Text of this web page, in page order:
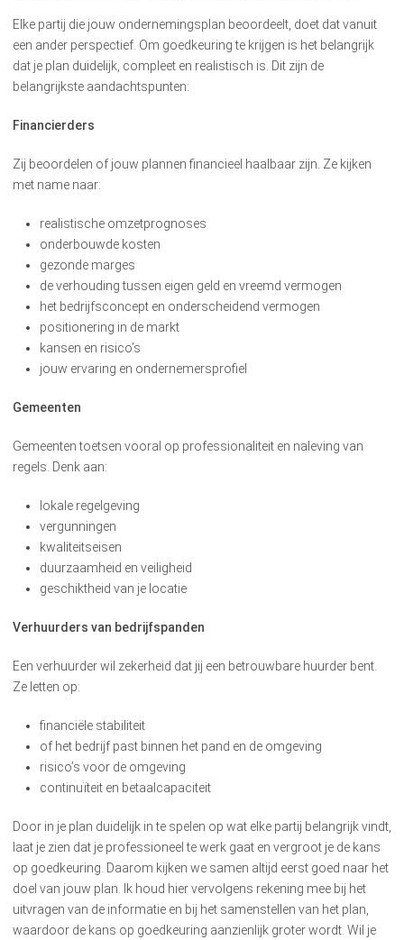
Elke partij die jouw ondernemingsplan beoordeelt, doet dat vanuit
een ander perspectief. Om goedkeuring te krijgen is het belangrijk
dat je plan duidelijk, compleet en realistisch is. Dit zijn de
belangrijkste aandachtspunten:
Financierders
Zij beoordelen of jouw plannen financieel haalbaar zijn. Ze kijken
met name naar:
realistische omzetprognoses
onderbouwde kosten
gezonde marges
de verhouding tussen eigen geld en vreemd vermogen
het bedrijfsconcept en onderscheidend vermogen
positionering in de markt
kansen en risico’s
jouw ervaring en ondernemersprofiel
Gemeenten
Gemeenten toetsen vooral op professionaliteit en naleving van
regels. Denk aan:
lokale regelgeving
vergunningen
kwaliteitseisen
duurzaamheid en veiligheid
geschiktheid van je locatie
Verhuurders van bedrijfspanden
Een verhuurder wil zekerheid dat jij een betrouwbare huurder bent.
Ze letten op:
financiële stabiliteit
of het bedrijf past binnen het pand en de omgeving
risico’s voor de omgeving
continuïteit en betaalcapaciteit
Door in je plan duidelijk in te spelen op wat elke partij belangrijk vindt,
laat je zien dat je professioneel te werk gaat en vergroot je de kans
op goedkeuring. Daarom kijken we samen altijd eerst goed naar het
doel van jouw plan. Ik houd hier vervolgens rekening mee bij het
uitvragen van de informatie en bij het samenstellen van het plan,
waardoor de kans op goedkeuring aanzienlijk groter wordt. Wil je